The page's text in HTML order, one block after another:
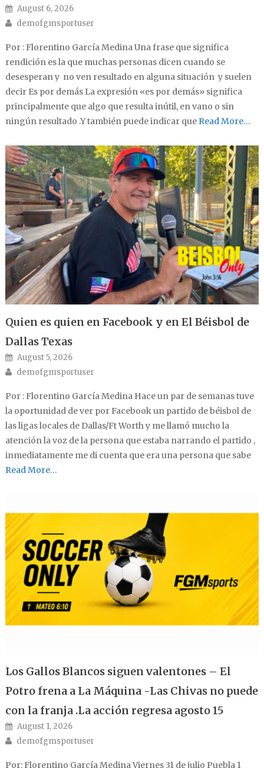
Posted on
August 6, 2026
Author
demofgmsportuser
Por : Florentino García Medina Una frase que significa
rendición es la que muchas personas dicen cuando se
desesperan y no ven resultado en alguna situación y suelen
decir Es por demás La expresión «es por demás» significa
principalmente que algo que resulta inútil, en vano o sin
ningún resultado .Y también puede indicar queRead More…
Quien es quien en Facebook y en El Béisbol de
Dallas Texas
Posted on
August 5, 2026
Author
demofgmsportuser
Por : Florentino García Medina Hace un par de semanas tuve
la oportunidad de ver por Facebook un partido de béisbol de
las ligas locales de Dallas/Ft Worth y me llamó mucho la
atención la voz de la persona que estaba narrando el partido ,
inmediatamente me di cuenta que era una persona que sabe
Read More…
Los Gallos Blancos siguen valentones – El
Potro frena a La Máquina -Las Chivas no puede
con la franja .La acción regresa agosto 15
Posted on
August 1, 2026
Author
demofgmsportuser
Por: Florentino García Medina Viernes 31 de julio Puebla 1